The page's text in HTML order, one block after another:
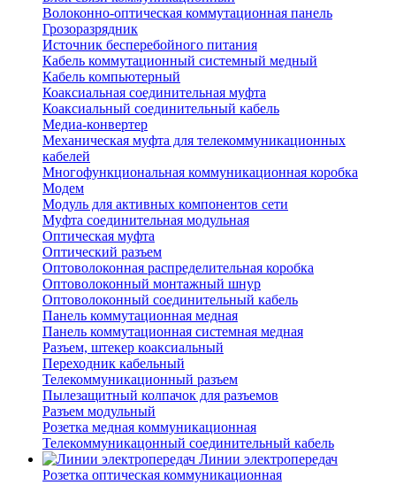
Волоконно-оптическая коммутационная панель
Грозоразрядник
Источник бесперебойного питания
Кабель коммутационный системный медный
Кабель компьютерный
Коаксиальная соединительная муфта
Коаксиальный соединительный кабель
Медиа-конвертер
Механическая муфта для телекоммуникационных
кабелей
Многофункциональная коммуникационная коробка
Модем
Модуль для активных компонентов сети
Муфта соединительная модульная
Оптическая муфта
Оптический разъем
Оптоволоконная распределительная коробка
Оптоволоконный монтажный шнур
Оптоволоконный соединительный кабель
Панель коммутационная медная
Панель коммутационная системная медная
Разъем, штекер коаксиальный
Переходник кабельный
Телекоммуникационный разъем
Пылезащитный колпачок для разъемов
Разъем модульный
Розетка медная коммуникационная
Телекоммуникацонный соединительный кабель
Линии электропередач
Розетка оптическая коммуникационная